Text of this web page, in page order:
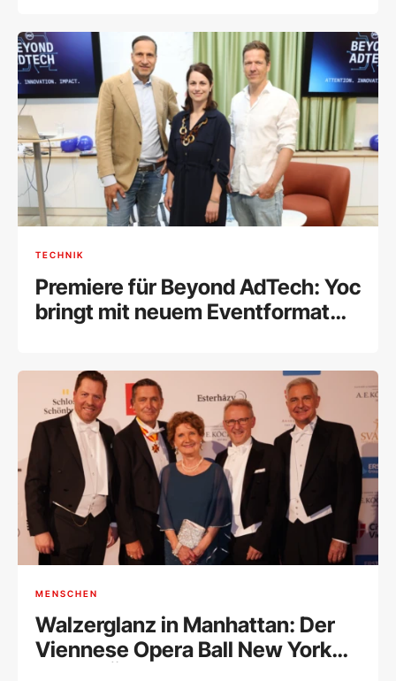
TECHNIK
Premiere für Beyond AdTech: Yoc
bringt mit neuem Eventformat
MENSCHEN
Walzerglanz in Manhattan: Der
Viennese Opera Ball New York